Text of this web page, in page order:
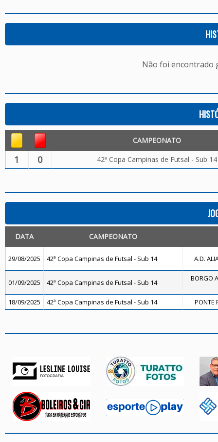
Não foi encontrado
CAMPEONATO
1 0 42ª Copa Campinas de Futsal - Sub 14
DATA CAMPEONATO
29/08/2025 42ª Copa Campinas de Futsal - Sub 14 A.D.
01/09/2025 42ª Copa Campinas de Futsal - Sub 14 BORGO
18/09/2025 42ª Copa Campinas de Futsal - Sub 14 PONTE